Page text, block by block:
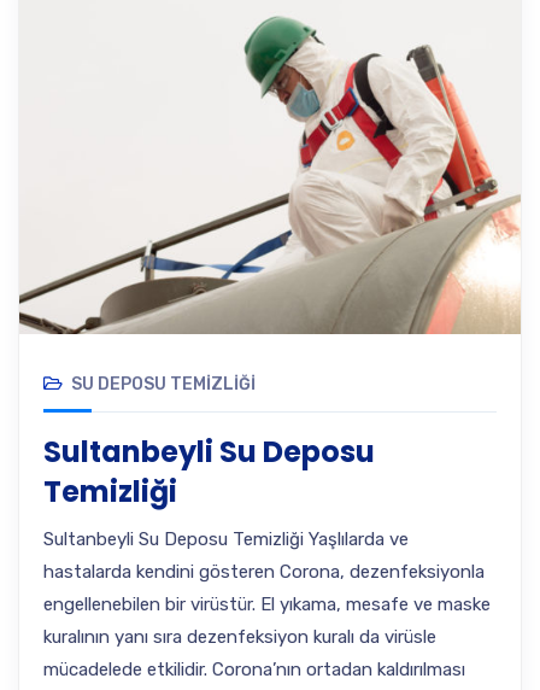
SU DEPOSU TEMIZLIĞI
Sultanbeyli Su Deposu
Temizliği
Sultanbeyli Su Deposu Temizliği Yaşlılarda ve
hastalarda kendini gösteren Corona, dezenfeksiyonla
engellenebilen bir virüstür. El yıkama, mesafe ve maske
kuralının yanı sıra dezenfeksiyon kuralı da virüsle
mücadelede etkilidir. Corona’nın ortadan kaldırılması